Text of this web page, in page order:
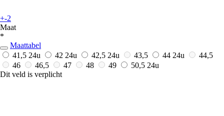
+-2
Maat
*
Maattabel
41,5 24u 42 24u 42,5 24u 43,5 44 24u
44,5
46
46,5 47 48 49 50,5 24u
Dit veld is verplicht